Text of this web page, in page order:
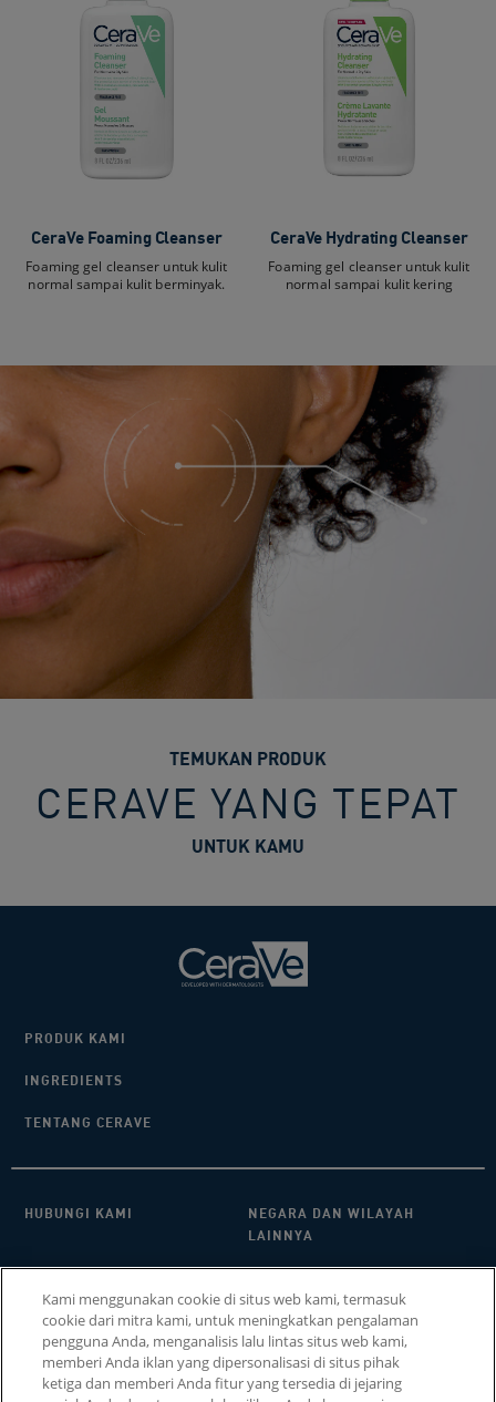
CeraVe Foaming Cleanser​
Foaming gel cleanser untuk kulit
normal sampai kulit berminyak.
CeraVe Hydrating Cleanser
Foaming gel cleanser untuk kulit
normal sampai kulit kering
TEMUKAN PRODUK
CERAVE YANG TEPAT
UNTUK KAMU
PRODUK KAMI
INGREDIENTS
TENTANG CERAVE
HUBUNGI KAMI​
NEGARA DAN WILAYAH
LAINNYA
PENGATURAN COOKIE COOKIE POLICY
SITEMAP
Kami menggunakan cookie di situs web kami, termasuk
cookie dari mitra kami, untuk meningkatkan pengalaman
pengguna Anda, menganalisis lalu lintas situs web kami,
memberi Anda iklan yang dipersonalisasi di situs pihak
ketiga dan memberi Anda fitur yang tersedia di jejaring